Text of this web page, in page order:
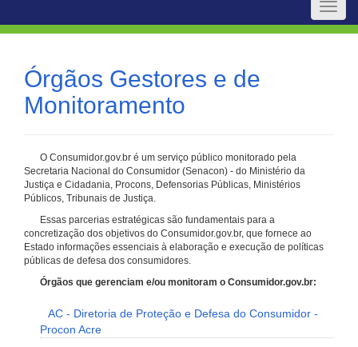
Toggle
Órgãos Gestores e de
Monitoramento
O Consumidor.gov.br é um serviço público monitorado pela
Secretaria Nacional do Consumidor (Senacon) - do Ministério da
Justiça e Cidadania, Procons, Defensorias Públicas, Ministérios
Públicos, Tribunais de Justiça.
Essas parcerias estratégicas são fundamentais para a
concretização dos objetivos do Consumidor.gov.br, que fornece ao
Estado informações essenciais à elaboração e execução de políticas
públicas de defesa dos consumidores.
Órgãos que gerenciam e/ou monitoram o Consumidor.gov.br:
AC - Diretoria de Proteção e Defesa do Consumidor -
Procon Acre